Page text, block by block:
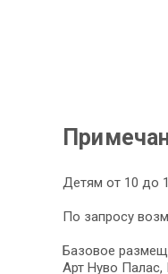
Детям от 10 до
По запросу
Базовое
Арт Нуво Палас,